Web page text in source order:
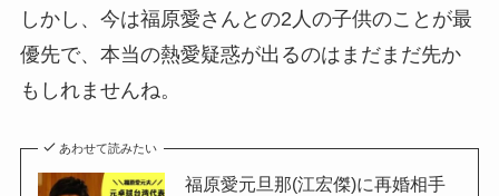
しかし、今は福原愛さんとの2人の子供のことが最
優先で、本当の熱愛疑惑が出るのはまだまだ先か
もしれませんね。
あわせて読みたい
福原愛元旦那(江宏傑)に再婚相手